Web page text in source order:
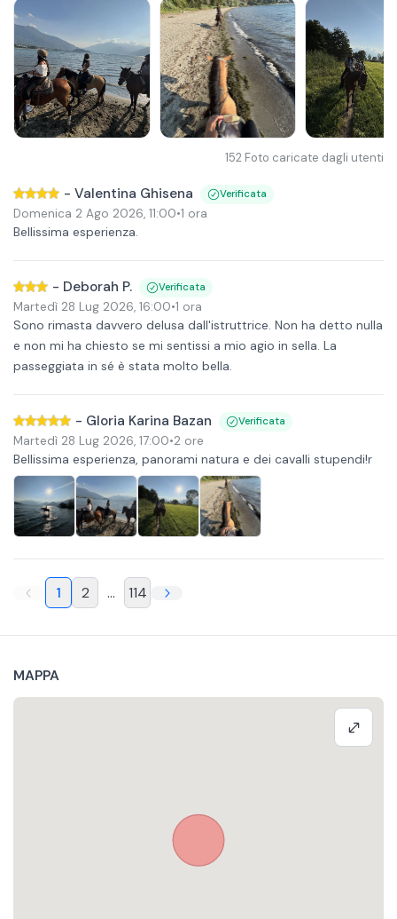
152 Foto caricate dagli utenti
- Valentina Ghisena Verificata
Domenica 2 Ago 2026, 11:00•1 ora
Bellissima esperienza.
- Deborah P. Verificata
Martedì 28 Lug 2026, 16:00•1 ora
Sono rimasta davvero delusa dall'istruttrice. Non ha detto nulla
e non mi ha chiesto se mi sentissi a mio agio in sella. La
passeggiata in sé è stata molto bella.
- Gloria Karina Bazan Verificata
Martedì 28 Lug 2026, 17:00•2 ore
Bellissima esperienza, panorami natura e dei cavalli stupendi!r
1 2 ... 114
MAPPA